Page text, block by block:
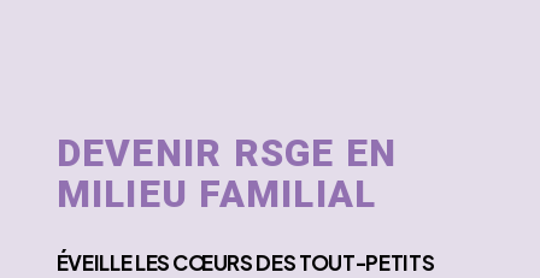
DEVENIR RSGE EN
MILIEU FAMILIAL
ÉVEILLELES CŒURS DES TOUT-PETITS